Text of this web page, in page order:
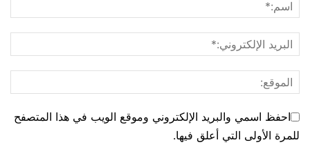
احفظ اسمي والبريد الإلكتروني وموقع الويب في هذا المتصفح
للمرة الأولى التي أعلق فيها.